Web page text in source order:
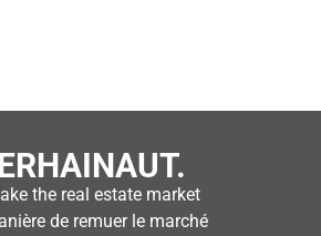
the real estate market
de remuer le marché